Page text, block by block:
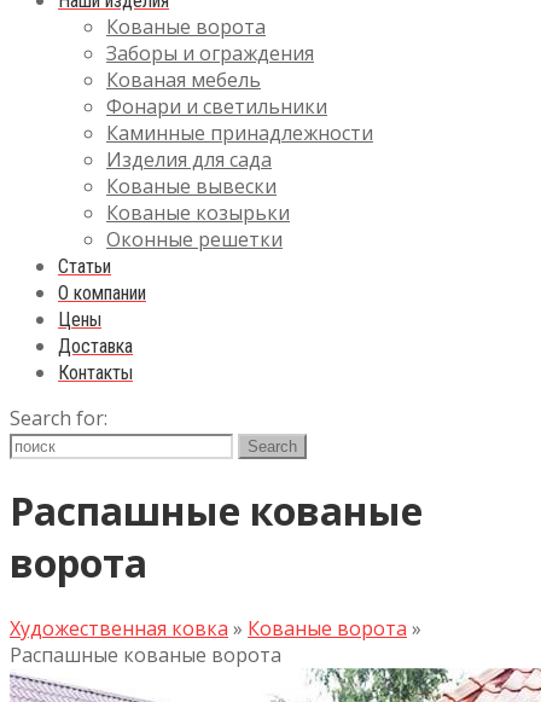
Кованые ворота
Заборы и ограждения
Кованая мебель
Фонари и светильники
Каминные принадлежности
Изделия для сада
Кованые вывески
Кованые козырьки
Оконные решетки
Статьи
О компании
Цены
Доставка
Контакты
Search for:
Распашные кованые
ворота
Художественная ковка » Кованые ворота »
Распашные кованые ворота